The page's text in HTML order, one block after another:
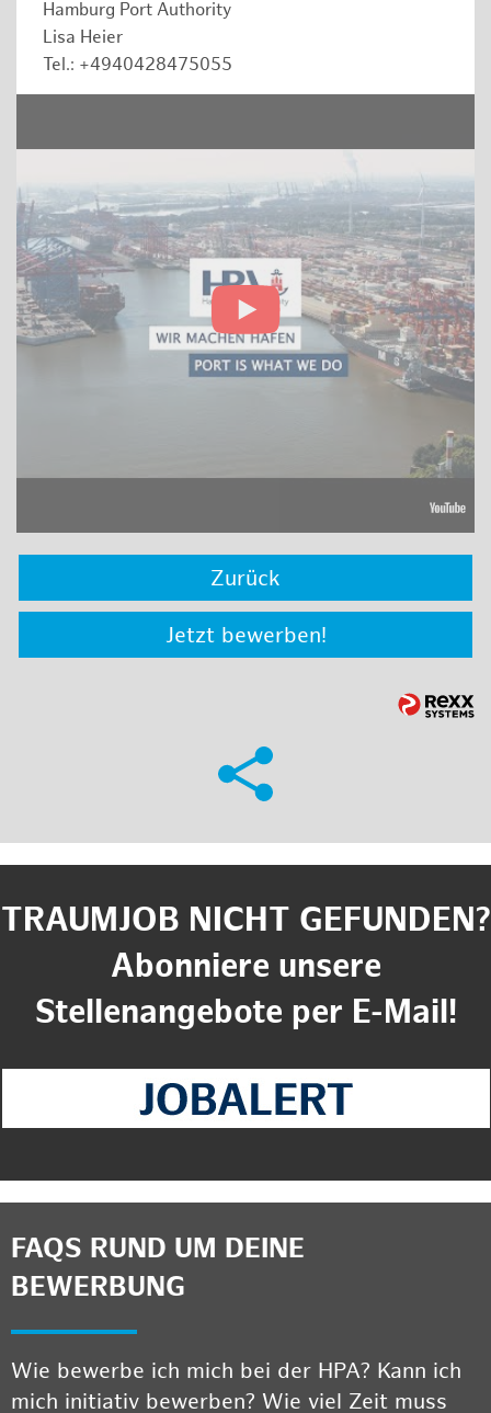
Hamburg Port Authority
Lisa Heier
Tel.: +4940428475055
Zurück
Jetzt bewerben!
TRAUMJOB NICHT GEFUNDEN?
Abonniere unsere
Stellenangebote per E-Mail!
FAQS RUND UM DEINE
BEWERBUNG
Wie bewerbe ich mich bei der HPA? Kann ich
mich initiativ bewerben? Wie viel Zeit muss